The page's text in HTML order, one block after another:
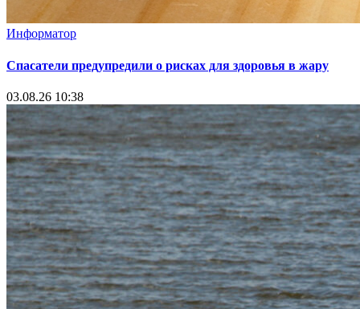
Информатор
Спасатели предупредили о рисках для здоровья в жару
03.08.26 10:38